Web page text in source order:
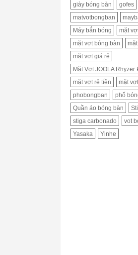
giày bóng bàn
gofes
matvotbongban
Máy bắn bóng
mặt
mặt vợt bóng bàn
mặt vợt giá rẻ
Mặt Vợt JOOLA Rhyzer
mặt vợt rẻ tiền
mặt
phobongban
phố
Quần áo bóng bàn
stiga carbonado
vot
Yasaka
Yinhe